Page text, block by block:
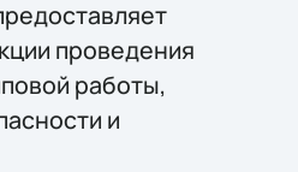
проведения
работы,
и